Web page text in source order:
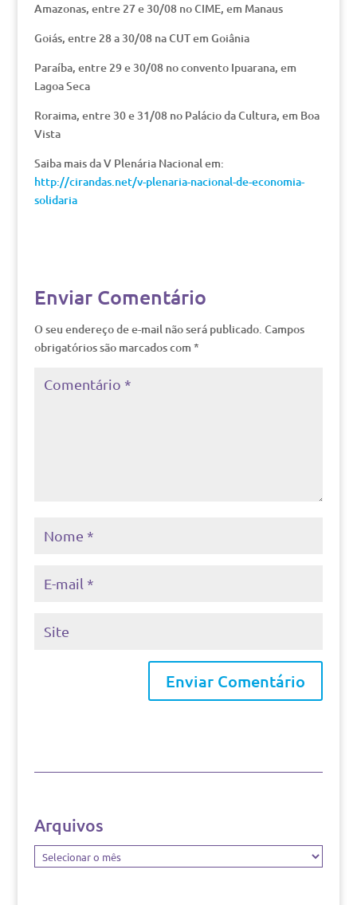
Amazonas, entre 27 e 30/08 no CIME, em Manaus
Goiás, entre 28 a 30/08 na CUT em Goiânia
Paraíba, entre 29 e 30/08 no convento Ipuarana, em
Lagoa Seca
Roraima, entre 30 e 31/08 no Palácio da Cultura, em Boa
Vista
Saiba mais da V Plenária Nacional em:
http://cirandas.net/v-plenaria-nacional-de-economia-
solidaria
Enviar Comentário
O seu endereço de e-mail não será publicado. Campos
obrigatórios são marcados com *
Arquivos
Arquivos